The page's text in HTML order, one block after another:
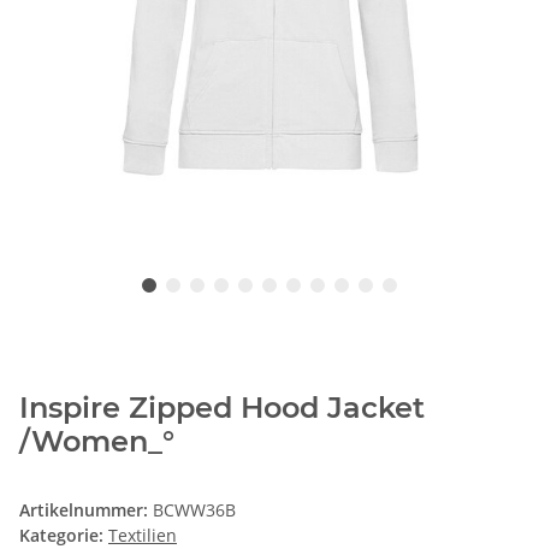
Inspire Zipped Hood Jacket
/Women_°
Artikelnummer: BCWW36B
Kategorie: Textilien